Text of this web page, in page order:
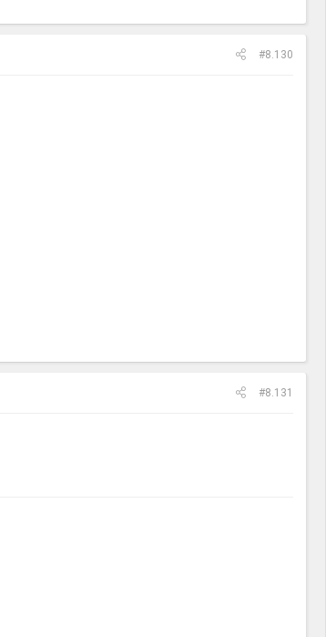
#8.130
#8.131